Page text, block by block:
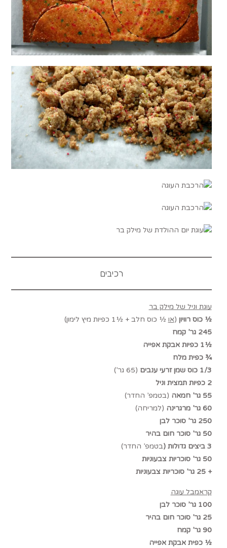
רכיבים
עוגת וניל של מילק בר
½ כוס רוויון (או ½ כוס חלב + ½1 כפיות מיץ לימון)
245 גר’ קמח
½1 כפיות אבקת אפייה
¾ כפית מלח
1/3 כוס שמן זרעי ענבים
(65 גר’)
2 כפיות תמצית וניל
55 גר’ חמאה
(בטמפ’ החדר)
60 גר’ מרגרינה
(למריחה)
250 גר’ סוכר לבן
50 גר’ סוכר חום בהיר
3 ביצים גדולות (
בטמפ’ החדר)
50 גר’ סוכריות צבעוניות
+ 25 גר’ סוכריות צבעוניות
קראמבל עוגה
100 גר’ סוכר לבן
25 גר’ סוכר חום בהיר
90 גר’ קמח
½ כפית אבקת אפייה